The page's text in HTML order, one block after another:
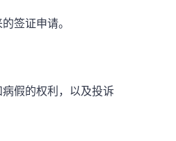
签证申请。
假的权利，以及投诉